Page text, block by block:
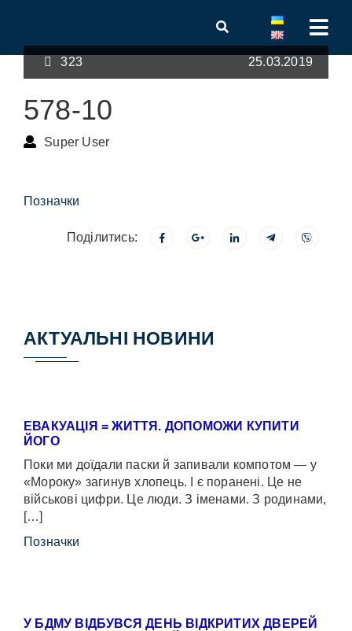
323 25.03.2019
578-10
Super User
Позначки
Поділитись:
АКТУАЛЬНІ НОВИНИ
ЕВАКУАЦІЯ = ЖИТТЯ. ДОПОМОЖИ КУПИТИ
ЙОГО
Поки ми доїдали паски й запивали компотом — у
«Мороку» загинув хлопець. І є поранені. Це не
військові цифри. Це люди. З іменами. З родинами,
[…]
Позначки
У БДМУ ВІДБУВСЯ ДЕНЬ ВІДКРИТИХ ДВЕРЕЙ